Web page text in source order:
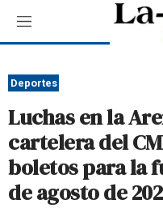
M
e
ú
Deportes
Luchas en la
cartelera del
boletos para la
de agosto de